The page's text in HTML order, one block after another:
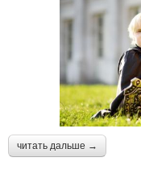
читать дальше →